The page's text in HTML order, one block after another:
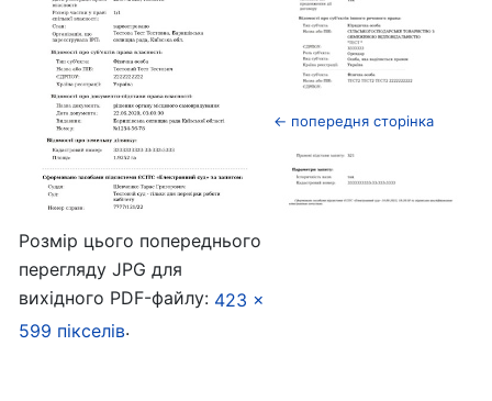
Розмір цього попереднього
перегляду JPG для
вихідного PDF-файлу: 423 ×
599 пікселів.
← попередня сторінка